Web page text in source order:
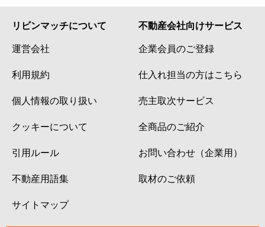
リビンマッチについて
運営会社
利用規約
個人情報の取り扱い
クッキーについて
引用ルール
不動産用語集
サイトマップ
不動産会社向けサービス
企業会員のご登録
仕入れ担当の方はこちら
売主取次サービス
全商品のご紹介
お問い合わせ（企業用）
取材のご依頼